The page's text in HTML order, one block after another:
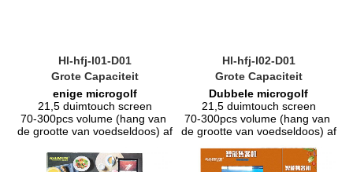
Hl-hfj-l01-D01
Grote Capaciteit
enige microgolf
21,5 duimtouch screen
70-300pcs volume (hang van
de grootte van voedseldoos) af
Hl-hfj-l02-D01
Grote Capaciteit
Dubbele microgolf
21,5 duimtouch screen
70-300pcs volume (hang van
de grootte van voedseldoos) af